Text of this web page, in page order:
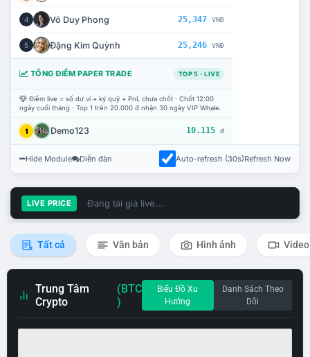
4 Võ Duy Phong 25,347 VNĐ
5 Đặng Kim Quỳnh 25,246 VNĐ
TỔNG ĐIỂM PAPER TRADE TOP 5 · LIVE
Điểm live = số dư ví + ký quỹ + PnL chưa chốt · Chốt 12:00
ngày cuối tháng · Top 1 trên 20.000 đ nhận 30 ngày VIP Whale.
1 Demo123 10.115 đ
Hide Module Diễn đàn Auto-refresh (30s)Refresh Now
LIVE PRICE Đang tải giá live...
Tất cả Văn bản Hình ảnh Video
Trung Tâm
Crypto
(BTC
)
Biểu Đồ Xu
Hướng
Danh Sách Theo
Dõi